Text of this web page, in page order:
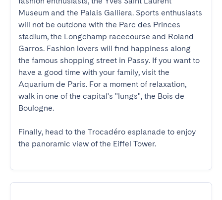
Museum and the Palais Galliera. Sports enthusiasts
will not be outdone with the Parc des Princes
stadium, the Longchamp racecourse and Roland
Garros. Fashion lovers will find happiness along
the famous shopping street in Passy. If you want to
have a good time with your family, visit the
Aquarium de Paris. For a moment of relaxation,
walk in one of the capital's "lungs", the Bois de
Boulogne.
Finally, head to the Trocadéro esplanade to enjoy
the panoramic view of the Eiffel Tower.